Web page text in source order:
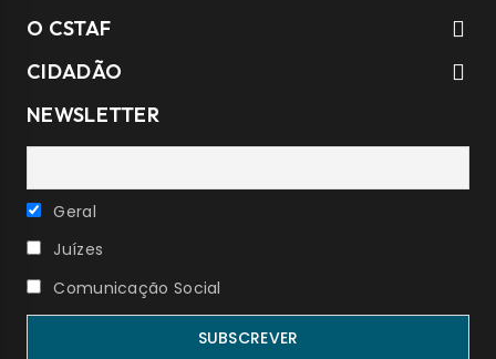
O CSTAF
CIDADÃO
NEWSLETTER
Geral
Juízes
Comunicação Social